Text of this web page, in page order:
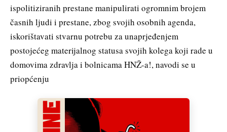
ispolitiziranih prestane manipulirati ogromnim brojem
časnih ljudi i prestane, zbog svojih osobnih agenda,
iskorištavati stvarnu potrebu za unaprjeđenjem
postojećeg materijalnog statusa svojih kolega koji rade u
domovima zdravlja i bolnicama HNŽ-a!, navodi se u
priopćenju